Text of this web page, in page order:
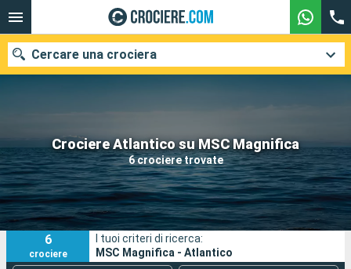
Crociere Atlantico su MSC Magnifica
6 crociere trovate
Cercare una crociera
Le nostre destinazioni
Mesi di partenza
Porti Compagnie
Ricerca
6
crociere
I tuoi criteri di ricerca:
MSC Magnifica - Atlantico